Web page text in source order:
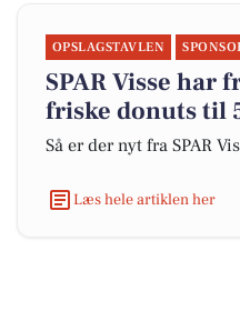
OPSLAGSTAVLEN
SPAR Visse har
friske donuts til
Så er der nyt fra SPAR
Læs hele artiklen her